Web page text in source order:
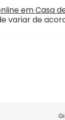
em Casa
variar de